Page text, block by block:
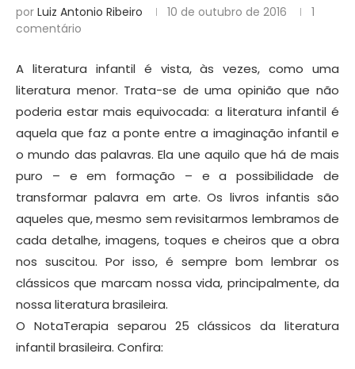
por Luiz Antonio Ribeiro 10 de outubro de 2016
1
comentário
A literatura infantil é vista, às vezes, como uma
literatura menor. Trata-se de uma opinião que não
poderia estar mais equivocada: a literatura infantil é
aquela que faz a ponte entre a imaginação infantil e
o mundo das palavras. Ela une aquilo que há de mais
puro – e em formação – e a possibilidade de
transformar palavra em arte. Os livros infantis são
aqueles que, mesmo sem revisitarmos lembramos de
cada detalhe, imagens, toques e cheiros que a obra
nos suscitou. Por isso, é sempre bom lembrar os
clássicos que marcam nossa vida, principalmente, da
nossa literatura brasileira.
O NotaTerapia separou 25 clássicos da literatura
infantil brasileira. Confira: